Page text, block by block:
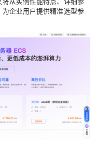
企业用户提供精准选型参